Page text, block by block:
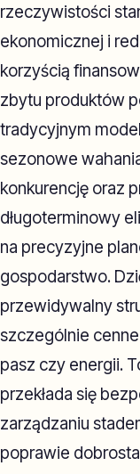
rzeczywistości
ekonomicznej i
korzyścią
zbytu produktów
tradycyjnym
sezonowe
konkurencję oraz
długoterminowy
na precyzyjne
gospodarstwo.
przewidywalny
szczególnie
pasz czy energii.
przekłada się
zarządzaniu
poprawie